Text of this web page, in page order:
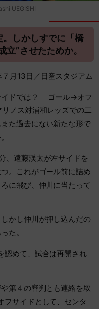
UEGISHI
しかしすでに「橋
”させたためか。
月13日／日産スタジアム
イドでは？ ゴール→オフ
ノス対浦和レッズでの二
た過去にない新たな形で
、遠藤渓太が左サイドを
。これがゴール前に詰め
に飛び、仲川に当たって
かし仲川が押し込んだの
た。
認めて、試合は再開され
第４の審判とも連絡を取
フサイドとして、センタ